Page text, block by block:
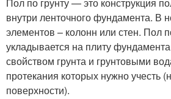
внутри ленточного фундамента. В
элементов – колонн или стен. Пол
укладывается на плиту
свойством грунта и грунтовыми
протекания которых нужно учесть
поверхности).